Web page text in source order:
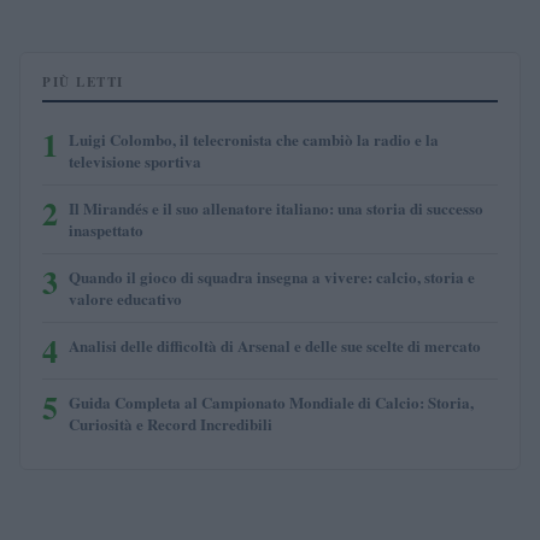
PIÙ LETTI
1
Luigi Colombo, il telecronista che cambiò la radio e la
televisione sportiva
2 Il Mirandés e il suo allenatore italiano: una storia di successo
inaspettato
3 Quando il gioco di squadra insegna a vivere: calcio, storia e
valore educativo
4 Analisi delle difficoltà di Arsenal e delle sue scelte di mercato
5 Guida Completa al Campionato Mondiale di Calcio: Storia,
Curiosità e Record Incredibili